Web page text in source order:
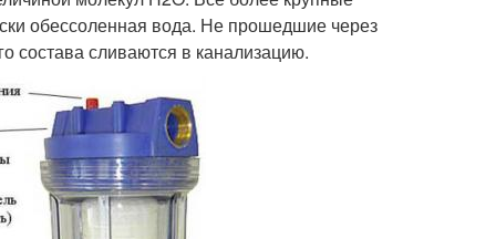
обессоленная вода. Не прошедшие через
состава сливаются в канализацию.